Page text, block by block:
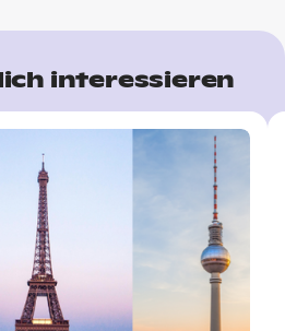
interessieren